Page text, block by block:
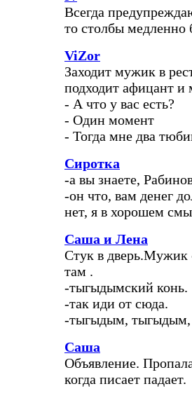
Всегда
то столбы медленно
ViZor
Заходит мужик в
подходит афицант
- А что у вас есть?
- Один момент
- Тогда мне два
Сиротка
-а вы знаете,
-он что, вам денег
нет, я в хорошем
Саша и Лена
Стук в дверь.Мужик
там .
-тыгыдымский конь.
-так иди от сюда.
-тыгыдым, тыгыдым,
Саша
Объявление.
когда писает падает.